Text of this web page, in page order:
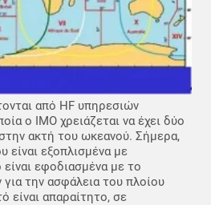
από HF υπηρεσιών
ο IMO χρειάζεται να έχει δύο
ακτή του ωκεανού. Σήμερα,
είναι εξοπλισμένα με
εφοδιασμένα με το
την ασφάλεια του πλοίου
είναι απαραίτητο, σε